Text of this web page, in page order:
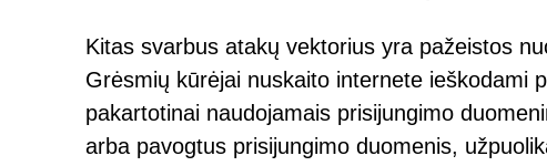
Kitas svarbus atakų vektorius yra pažeistos
Grėsmių kūrėjai nuskaito internete ieškodami
pakartotinai naudojamais prisijungimo
arba pavogtus prisijungimo duomenis,